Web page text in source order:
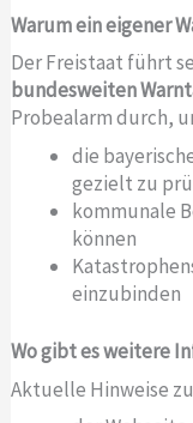
Warum ein eigener
Der Freistaat führt
bundesweiten
Probealarm durch,
die
gezielt zu
kommunale
können
einzubinden
Wo gibt es weitere
Aktuelle Hinweise